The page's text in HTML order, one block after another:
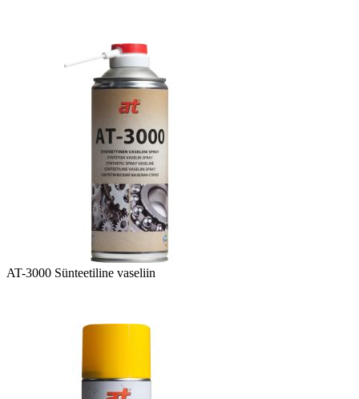
AT-3000 Sünteetiline vaseliin